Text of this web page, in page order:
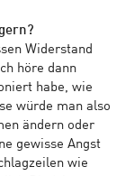
Widerstand
höre dann
habe, wie
würde man also
ändern oder
gewisse Angst
wie